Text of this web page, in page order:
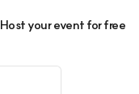
Host your event for free